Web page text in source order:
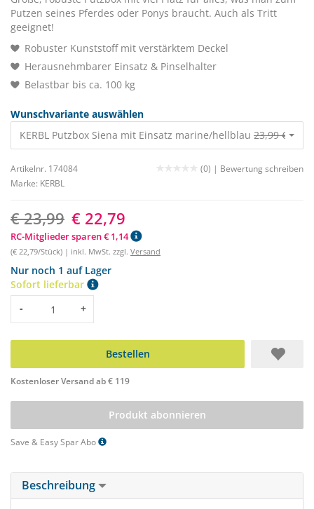
Putzen seines Pferdes oder Ponys braucht. Auch als Tritt
geeignet!
Robuster Kunststoff mit verstärktem Deckel
Herausnehmbarer Einsatz & Pinselhalter
Belastbar bis ca. 100 kg
Wunschvariante auswählen
KERBL Putzbox Siena mit Einsatz marine/hellblau 23,99 €
Artikelnr. 174084 (0) | Bewertung schreiben
Marke: KERBL
€ 23,99 € 22,79
RC-Mitglieder sparen € 1,14
(€ 22,79/Stück) | inkl. MwSt. zzgl. Versand
Nur noch 1 auf Lager
Sofort lieferbar
Menge
- +
Bestellen
Kostenloser Versand ab € 119
Produkt abonnieren
Save & Easy Spar Abo
Beschreibung